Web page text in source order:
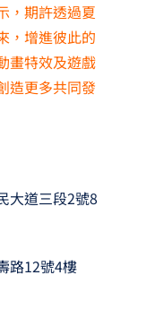
，期許透過夏
，增進彼此的
畫特效及遊戲
造更多共同發
大道三段2號8
路12號4樓